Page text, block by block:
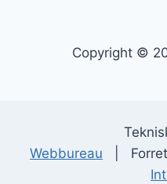
Copyright ©
Webbureau |